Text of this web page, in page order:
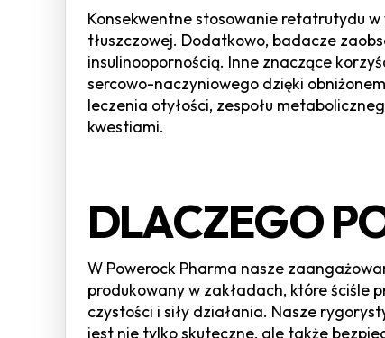
Konsekwentne stosowanie retatrutydu
tłuszczowej. Dodatkowo, badacze
insulinoopornością. Inne znaczące
sercowo-naczyniowego dzięki
leczenia otyłości, zespołu
kwestiami.
DLACZEGO
W Powerock Pharma nasze
produkowany w zakładach, które ściśle
czystości i siły działania. Nasze
jest nie tylko skuteczne, ale także